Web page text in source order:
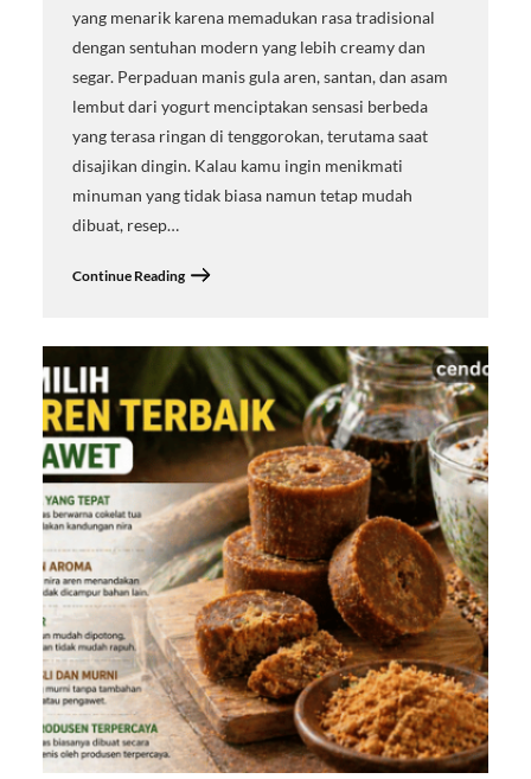
yang menarik karena memadukan rasa tradisional
dengan sentuhan modern yang lebih creamy dan
segar. Perpaduan manis gula aren, santan, dan asam
lembut dari yogurt menciptakan sensasi berbeda
yang terasa ringan di tenggorokan, terutama saat
disajikan dingin. Kalau kamu ingin menikmati
minuman yang tidak biasa namun tetap mudah
dibuat, resep…
Continue Reading